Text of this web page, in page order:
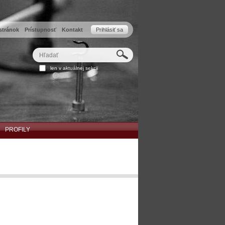
Prihlásiť sa
Prístupnosť Kontakt
Hľadať
len v aktuálnej sekcii
Rozšírené
vyhľadávanie...
PROFILY